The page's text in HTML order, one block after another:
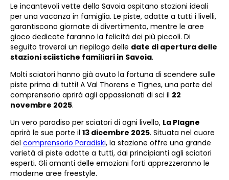
Le incantevoli vette della Savoia ospitano stazioni ideali
per una vacanza in famiglia. Le piste, adatte a tutti i livelli,
garantiscono giornate di divertimento, mentre le aree
gioco dedicate faranno la felicità dei più piccoli. Di
seguito troverai un riepilogo delle date di apertura delle
stazioni sciistiche familiari in Savoia.
Molti sciatori hanno già avuto la fortuna di scendere sulle
piste prima di tutti! A Val Thorens e Tignes, una parte del
comprensorio aprirà agli appassionati di sci il 22
novembre 2025.
Un vero paradiso per sciatori di ogni livello, La Plagne
aprirà le sue porte il 13 dicembre 2025. Situata nel cuore
del comprensorio Paradiski, la stazione offre una grande
varietà di piste adatte a tutti, dai principianti agli sciatori
esperti. Gli amanti delle emozioni forti apprezzeranno le
moderne aree freestyle.